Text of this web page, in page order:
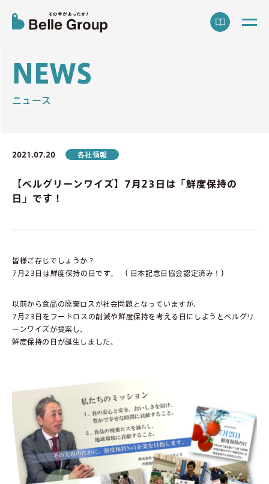
N EWS
ニュース
2021.07.20 各社情報
【ベルグリーンワイズ】7月23日は「鮮度保持の
日」です！
皆様ご存じでしょうか？
7月23日は鮮度保持の日です。 （ 日本記念日協会認定済み！）
以前から食品の廃棄ロスが社会問題となっていますが、
7月23日をフードロスの削減や鮮度保持を考える日にしようとベルグリ
ーンワイズが提案し、
鮮度保持の日が誕生しました。